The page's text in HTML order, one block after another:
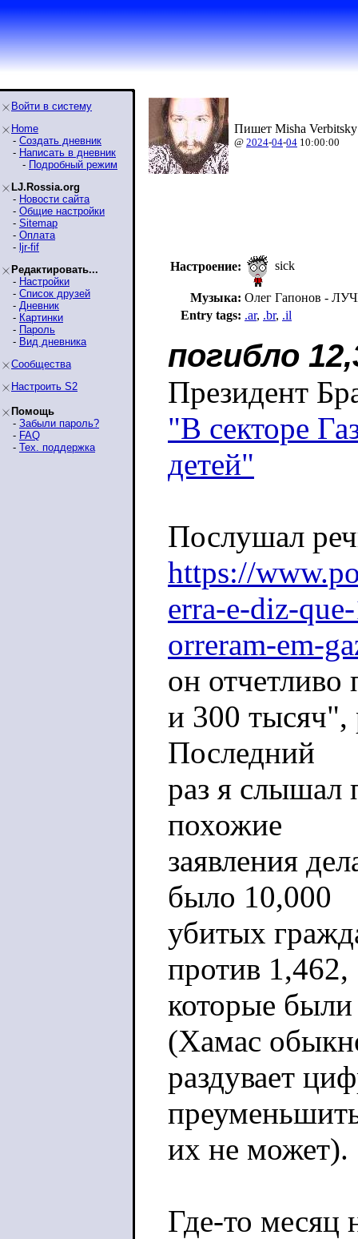
Войти в систему
Home
- Создать дневник
- Написать в дневник
- Подробный режим
LJ.Rossia.org
- Новости сайта
- Общие настройки
- Sitemap
- Оплата
- ljr-fif
Редактировать...
- Настройки
- Список друзей
- Дневник
- Картинки
- Пароль
- Вид дневника
Сообщества
Настроить S2
Помощь
- Забыли пароль?
- FAQ
- Тех. поддержка
Пишет Misha
@ 2024-04-04 10:00:00
Настроение: sick
Музыка: Олег Гапонов -
Entry tags: .ar, .br, .il
погибло
Президент
"В секторе
детей"
Послушал
https://
erra-e-diz-
orreram-em-
он
и 300 тысяч",
Последний
раз я слышал
похожие
заявления
было 10,000
убитых
против 1,462,
которые
(Хамас
раздувает
их не может).
Где-то месяц